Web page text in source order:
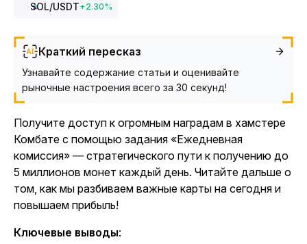
SOL/USDT+2.30%
Краткий пересказ
Узнавайте содержание статьи и оценивайте
рыночные настроения всего за 30 секунд!
Получите доступ к огромным наградам в хамстере
Комбате с помощью задания «Ежедневная
комиссия» — стратегического пути к получению до
5 миллионов монет каждый день. Читайте дальше о
том, как мы разбиваем важные карты на сегодня и
повышаем прибыль!
Ключевые выводы: